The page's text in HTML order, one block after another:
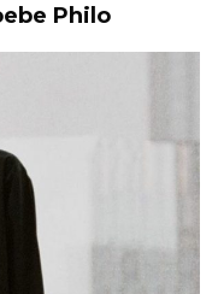
Philo